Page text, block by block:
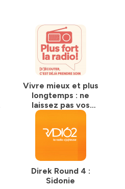
Vivre mieux et plus
longtemps : ne
laissez pas vos
neurones au
la Radio - emission
9
Direk Round 4 :
Sidonie